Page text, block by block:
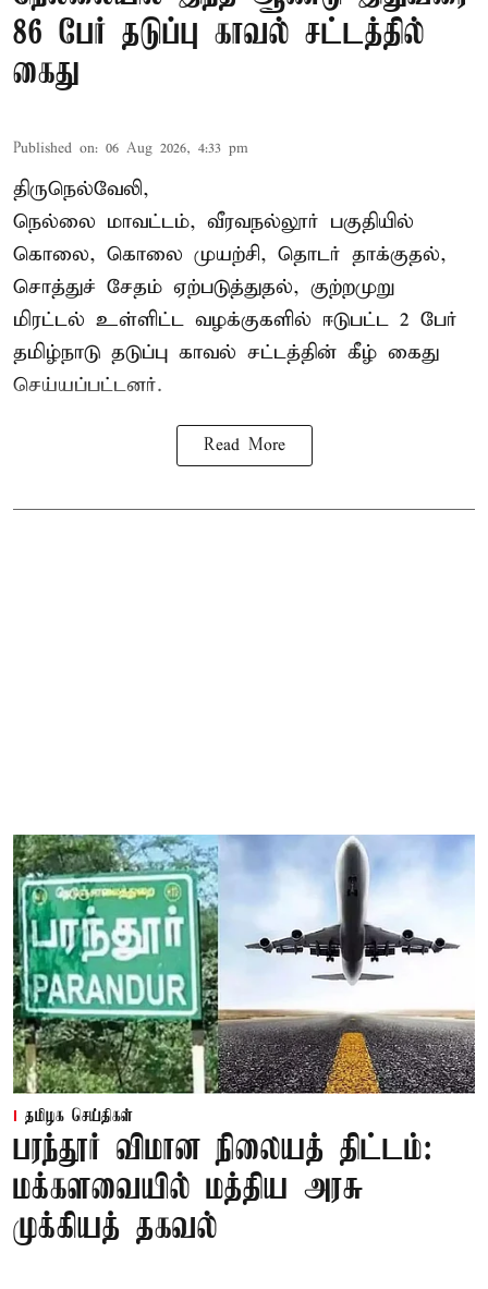
86 பேர் தடுப்பு காவல் சட்டத்தில்
கைது
Published on: 06 Aug 2026, 4:33 pm
திருநெல்வேலி,
நெல்லை மாவட்டம், வீரவநல்லூர் பகுதியில்
கொலை, கொலை முயற்சி, தொடர் தாக்குதல்,
சொத்துச் சேதம் ஏற்படுத்துதல், குற்றமுறு
மிரட்டல் உள்ளிட்ட வழக்குகளில் ஈடுபட்ட 2 பேர்
தமிழ்நாடு தடுப்பு காவல் சட்டத்தின் கீழ் கைது
செய்யப்பட்டனர்.
Read More
தமிழக செய்திகள்
பரந்தூர் விமான நிலையத் திட்டம்:
மக்களவையில் மத்திய அரசு
முக்கியத் தகவல்